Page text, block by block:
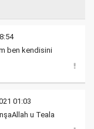
ben kendisini
01:03
u Teala